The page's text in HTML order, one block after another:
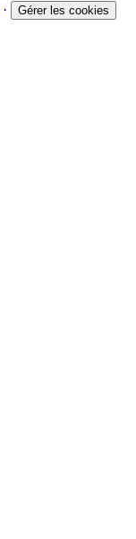
· Gérer les cookies